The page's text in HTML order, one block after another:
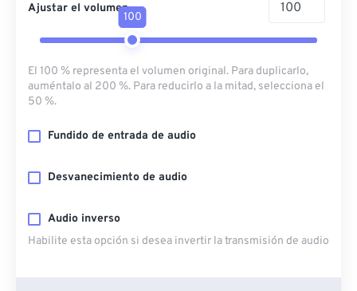
Ajustar el volumen
100
El 100 % representa el volumen original. Para duplicarlo,
auméntalo al 200 %. Para reducirlo a la mitad, selecciona el
50 %.
Fundido de entrada de audio
Desvanecimiento de audio
Audio inverso
Habilite esta opción si desea invertir la transmisión de audio